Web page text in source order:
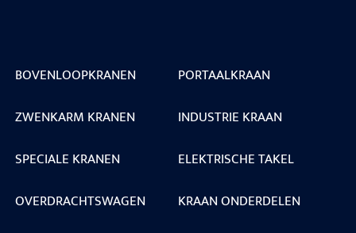
BOVENLOOPKRANEN
PORTAALKRAAN
ZWENKARM KRANEN
INDUSTRIE KRAAN
SPECIALE KRANEN
ELEKTRISCHE TAKEL
OVERDRACHTSWAGEN
KRAAN ONDERDELEN